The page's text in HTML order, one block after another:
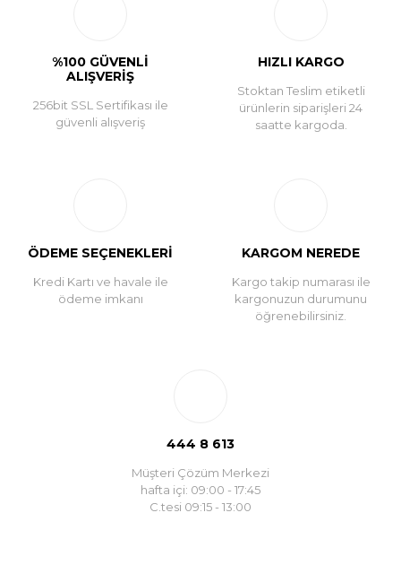
%100 GÜVENLİ
ALIŞVERİŞ
256bit SSL Sertifikası ile
güvenli alışveriş
HIZLI KARGO
Stoktan Teslim etiketli
ürünlerin siparişleri 24
saatte kargoda.
ÖDEME SEÇENEKLERİ
Kredi Kartı ve havale ile
ödeme imkanı
KARGOM NEREDE
Kargo takip numarası ile
kargonuzun durumunu
öğrenebilirsiniz.
444 8 613
Müşteri Çözüm Merkezi
hafta içi: 09:00 - 17:45
C.tesi 09:15 - 13:00